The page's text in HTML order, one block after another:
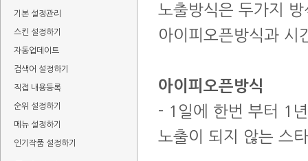
기본 설정관리
스킨 설정하기
자동업데이트
검색어 설정하기
직접 내용등록
순위 설정하기
메뉴 설정하기
인기작품 설정하기
노출방식은 두가지
아이피오픈방식과 시
아이피오픈방식
- 1일에 한번 부터 1
노출이 되지 않는 스